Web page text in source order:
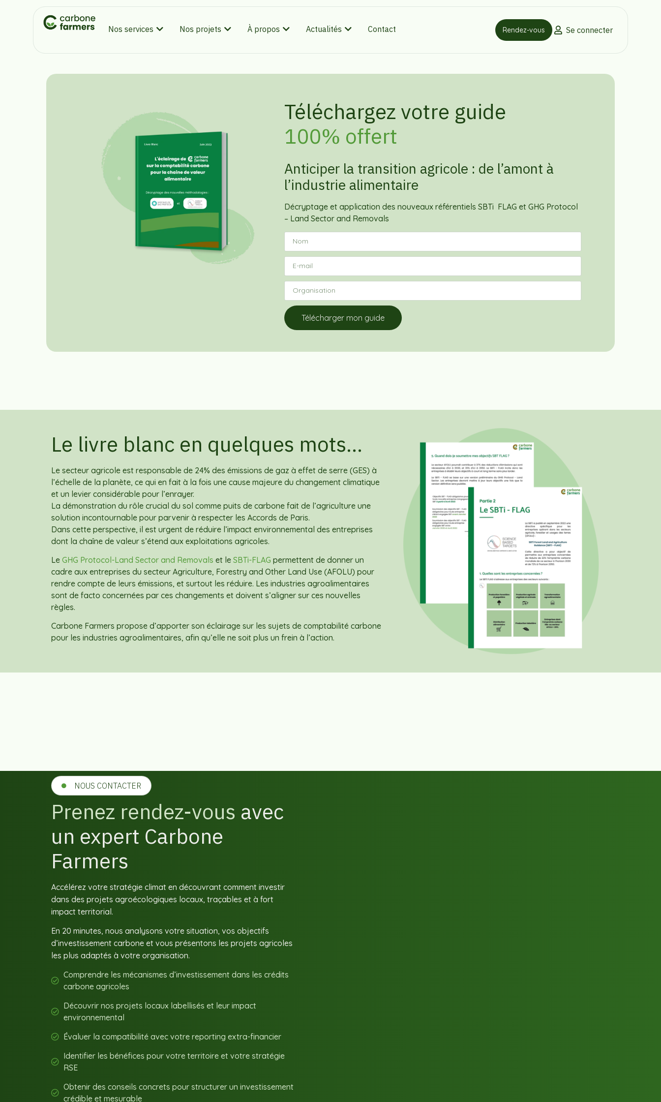
Nos services Nos projets À propos Actualités Contact Rendez-vous Se connecter
Téléchargez votre guide
100% offert
Anticiper la transition agricole : de l’amont à
l’industrie alimentaire
Décryptage et application des nouveaux référentiels SBTi FLAG et GHG Protocol
– Land Sector and Removals
Télécharger mon guide
Le livre blanc en quelques mots…
Le secteur agricole est responsable de 24% des émissions de gaz à effet de serre (GES) à
l’échelle de la planète, ce qui en fait à la fois une cause majeure du changement climatique
et un levier considérable pour l’enrayer.
La démonstration du rôle crucial du sol comme puits de carbone fait de l’agriculture une
solution incontournable pour parvenir à respecter les Accords de Paris.
Dans cette perspective, il est urgent de réduire l’impact environnemental des entreprises
dont la chaîne de valeur s’étend aux exploitations agricoles.
LeGHG Protocol-Land Sector and Removals et leSBTi-FLAG permettent de donner un
cadre aux entreprises du secteur Agriculture, Forestry and Other Land Use (AFOLU) pour
rendre compte de leurs émissions, et surtout les réduire. Les industries agroalimentaires
sont de facto concernées par ces changements et doivent s’aligner sur ces nouvelles
règles.
Carbone Farmers propose d’apporter son éclairage sur les sujets de comptabilité carbone
pour les industries agroalimentaires, afin qu’elle ne soit plus un frein à l’action.
NOUS CONTACTER
Prenez rendez-vous avec
un expert Carbone
Farmers
Accélérez votre stratégie climat en découvrant comment investir
dans des projets agroécologiques locaux, traçables et à fort
impact territorial.
En 20 minutes, nous analysons votre situation, vos objectifs
d’investissement carbone et vous présentons les projets agricoles
les plus adaptés à votre organisation.
Comprendre les mécanismes d’investissement dans les crédits
carbone agricoles
Découvrir nos projets locaux labellisés et leur impact
environnemental
Évaluer la compatibilité avec votre reporting extra-financier
Identifier les bénéfices pour votre territoire et votre stratégie
RSE
Obtenir des conseils concrets pour structurer un investissement
crédible et mesurable